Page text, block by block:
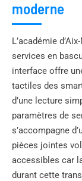
moderne
L’académie
services en
interface offre
tactiles des
d’une lecture
paramètres de
s’accompagne
pièces jointes
accessibles car
durant cette